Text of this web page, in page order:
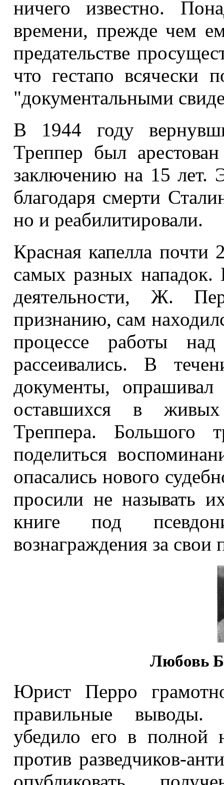
ничего известно.
времени, прежде чем
предательстве
что гестапо всячески
"документальными
В 1944 году
Треппер был
заключению на 15 лет.
благодаря смерти
но и реабилитировали.
Красная капелла
самых разных нападок.
деятельности, Ж.
признанию, сам
процессе работы
рассеивались. В
документы, опрашивал
оставшихся в
Треппера. Большого
поделиться
опасались нового
просили не называть
книге под
вознаграждения за свои
Любовь
Юрист Перро
правильные выводы.
убедило его в полной
против разведчиков-